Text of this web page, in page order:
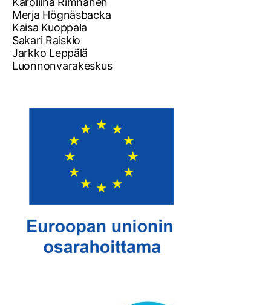
Merja Högnäsbacka
Kaisa Kuoppala
Sakari Raiskio
Jarkko Leppälä
Luonnonvarakeskus